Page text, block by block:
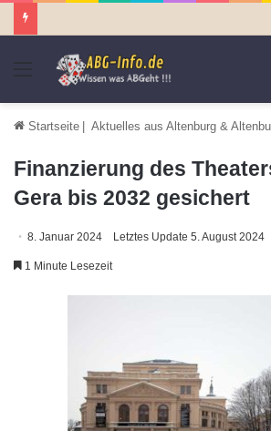
Menü
Startseite | Aktuelles aus Altenburg &
Finanzierung des
Gera bis 2032 gesichert
8. Januar 2024 Letztes Update 5. August 2024
1 Minute Lesezeit